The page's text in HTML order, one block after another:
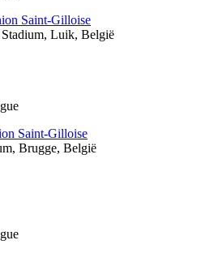
Saint-Gilloise
, Luik, België
Saint-Gilloise
, Brugge, België